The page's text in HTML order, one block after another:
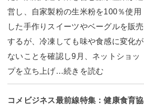
営し、自家製粉の生米粉を100％使用
した手作りスイーツやベーグルを販売
するが、冷凍しても味や食感に変化が
ないことを確認し9月、ネットショッ
プを立ち上げ…続きを読む
コメビジネス最前線特集：健康食育協